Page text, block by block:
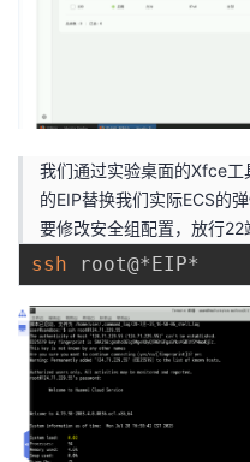
我们通过实验桌面的Xfce工
的EIP替换我们实际ECS的
要修改安全组配置，放行22
ssh